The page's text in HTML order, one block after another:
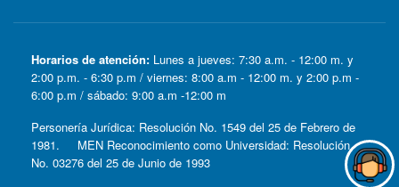
Horarios de atención: Lunes a jueves: 7:30 a.m. - 12:00 m. y
2:00 p.m. - 6:30 p.m / viernes: 8:00 a.m - 12:00 m. y 2:00 p.m -
6:00 p.m / sábado: 9:00 a.m -12:00 m
Personería Jurídica: Resolución No. 1549 del 25 de Febrero de
1981. MEN Reconocimiento como Universidad: Resolución
No. 03276 del 25 de Junio de 1993